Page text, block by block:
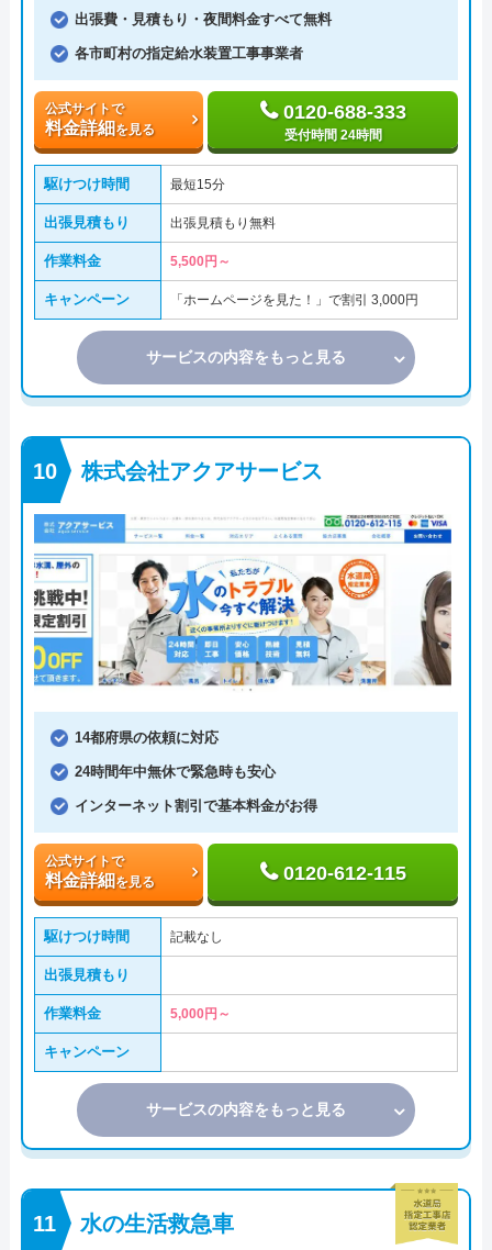
出張費・見積もり・夜間料金すべて無料
各市町村の指定給水装置工事事業者
公式サイトで
料金詳細を見る
0120-688-333
受付時間 24時間
駆けつけ時間 最短15分
出張見積もり 出張見積もり無料
作業料金 5,500円～
キャンペーン 「ホームページを見た！」で割引 3,000円
サービスの内容をもっと見る
株式会社アクアサービス
14都府県の依頼に対応
24時間年中無休で緊急時も安心
インターネット割引で基本料金がお得
公式サイトで
料金詳細を見る 0120-612-115
駆けつけ時間 記載なし
出張見積もり
作業料金 5,000円～
キャンペーン
サービスの内容をもっと見る
水の生活救急車